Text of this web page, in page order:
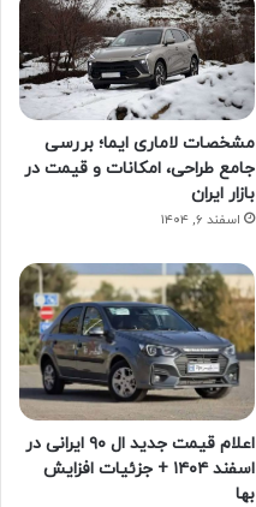
مشخصات لاماری ایما؛ بررسی
جامع طراحی، امکانات و قیمت در
بازار ایران
اسفند ۶, ۱۴۰۴
اعلام قیمت جدید ال ۹۰ ایرانی در
اسفند ۱۴۰۴ + جزئیات افزایش
بها